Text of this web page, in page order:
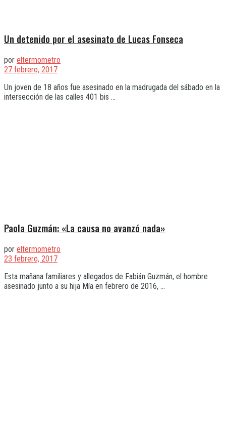
Un detenido por el asesinato de Lucas Fonseca
por eltermometro
27 febrero, 2017
Un joven de 18 años fue asesinado en la madrugada del sábado en la
intersección de las calles 401 bis ...
Paola Guzmán: «La causa no avanzó nada»
por eltermometro
23 febrero, 2017
Esta mañana familiares y allegados de Fabián Guzmán, el hombre
asesinado junto a su hija Mía en febrero de 2016, ...